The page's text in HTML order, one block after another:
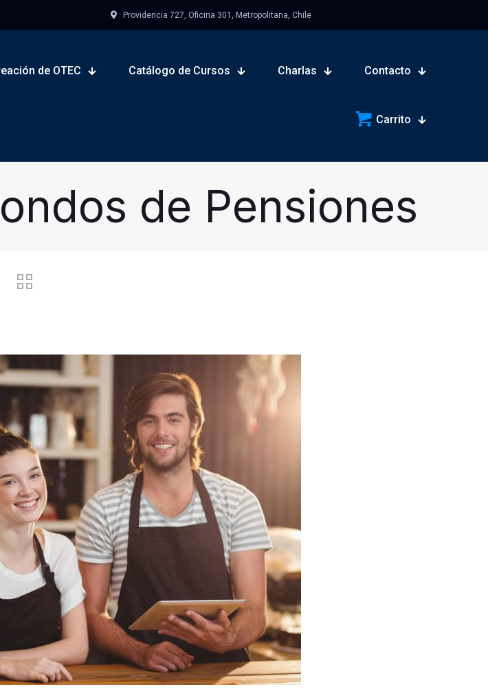
Providencia 727, Oficina 301, Metropolitana, Chile
de OTEC Catálogo de Cursos Charlas Contacto
Carrito
de Pensiones